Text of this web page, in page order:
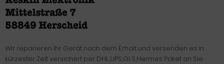
Wir reparieren Ihr Gerät nach dem Erhalt und versenden es in
kürzester Zeit versichert per DHL,UPS,GLS,Hermes Paket an Sie